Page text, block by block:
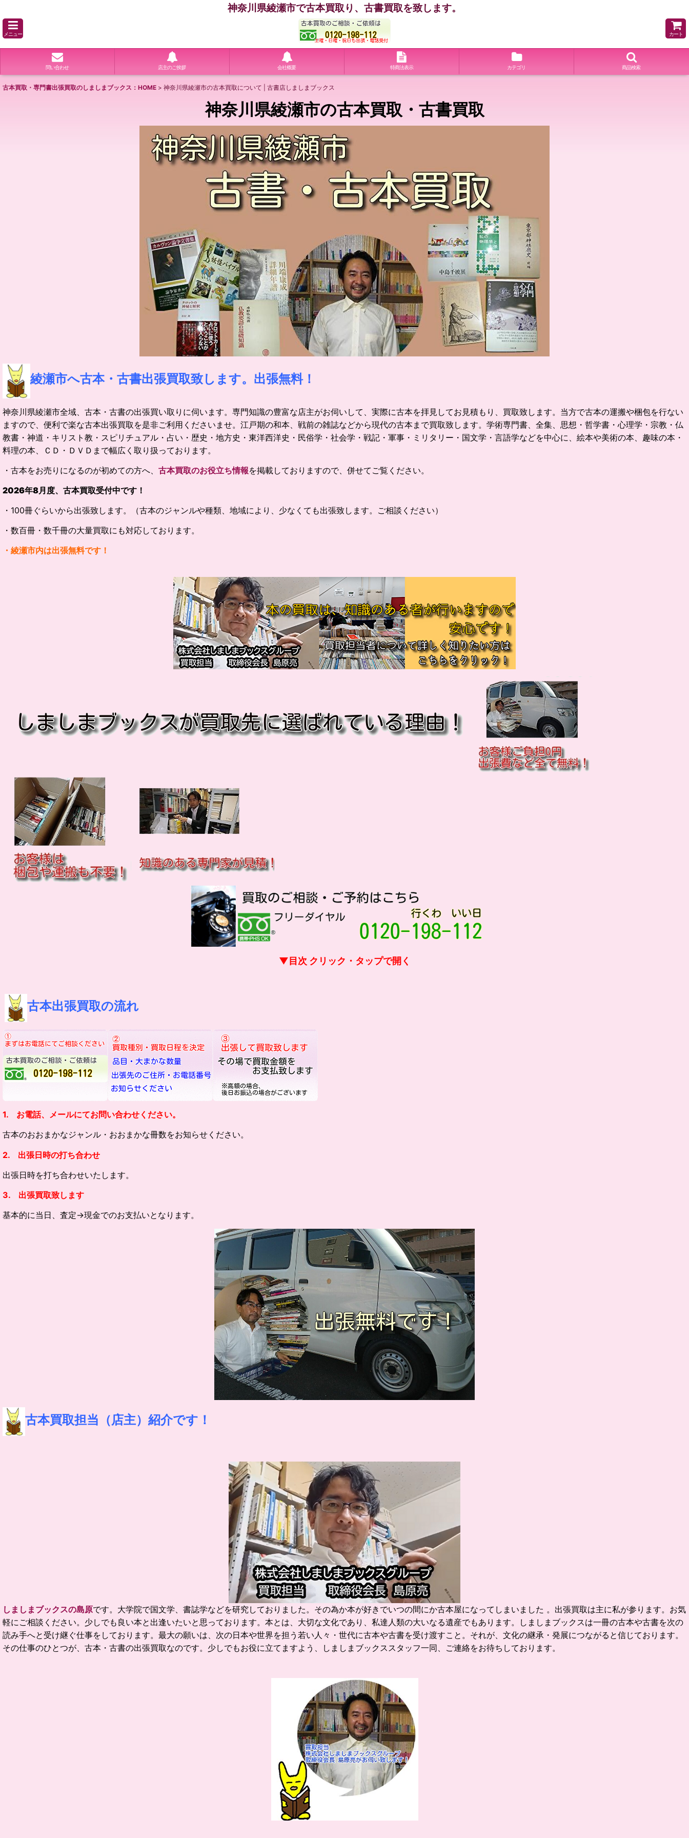
神奈川県綾瀬市で古本買取り、古書買取を致します。
メニュー カート
問い合わせ 店主のご挨拶 会社概要 特商法表示 カテゴリ 商品検索
古本買取・専門書出張買取のしましまブックス：HOME > 神奈川県綾瀬市の古本買取について | 古書店しましまブックス
神奈川県綾瀬市の古本買取・古書買取
綾瀬市へ古本・古書出張買取致します。出張無料！
神奈川県綾瀬市全域、古本・古書の出張買い取りに伺います。 専門知識の豊富な店主がお伺いして、実際に古本を拝見してお見積もり、買取致します。 当方で古本の運搬や梱包を行ない
ますので、便利で楽な古本出張買取を是非ご利用くださいませ。 江戸期の和本、戦前の雑誌などから現代の古本まで買取致します。学術専門書、全集、思想・哲学書・心理学・宗教・仏
教書・神道・キリスト教・スピリチュアル・占い・歴史・地方史・東洋西洋史・民俗学・社会学・戦記・軍事・ミリタリー・国文学・言語学などを中心に、絵本や美術の本、趣味の本・
料理の本、ＣＤ・ＤＶＤまで幅広く取り扱っております。
・古本をお売りになるのが初めての方へ、 古本買取のお役立ち情報を掲載しておりますので、併せてご覧ください。
2026年8月度、古本買取受付中です！
・100冊ぐらいから出張致します。（古本のジャンルや種類、地域により、少なくても出張致します。ご相談ください）
・数百冊・数千冊の大量買取にも対応しております。
・綾瀬市内は出張無料です！
▼目次 クリック・タップで開く
古本出張買取の流れ
1. お電話、メールにてお問い合わせください。
古本のおおまかなジャンル・ おおまかな冊数をお知らせください。
2. 出張日時の打ち合わせ
出張日時を打ち合わせいたします。
3. 出張買取致します
基本的に当日、査定→現金でのお支払いとなります。
古本買取担当（店主）紹介です！
しましまブックスの島原です。大学院で国文学、書誌学などを研究しておりました。その為か本が好きでいつの間にか古本屋になってしまいました 。 出張買取は主に私が参ります。お気
軽にご相談ください。 少しでも良い本と出逢いたいと思っております。 本とは、大切な文化であり、私達人類の大いなる遺産でもあります。
しましまブックスは一冊の古本や古書を次の
読み手へと受け継ぐ仕事をしております。 最大の願いは、次の日本や世界を担う若い人々・世代に古本や古書を受け渡すこと。 それが、文化の継承・発展につながると信じております。
その仕事のひとつが、古本・古書の出張買取なのです。 少しでもお役に立てますよう、しましまブックススタッフ一同、ご連絡をお待ちしております。